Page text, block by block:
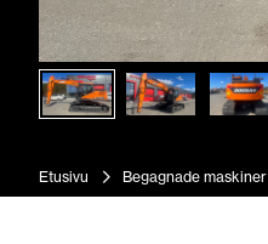
Etusivu Begagnade maskiner